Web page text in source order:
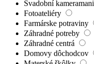
Svadobní kameramani
Fotoateliéry
Farmárske potraviny
Záhradné potreby
Záhradné centrá
Domovy dôchodcov